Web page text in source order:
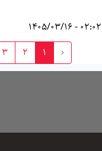
02:02 - 1405/03/16
‹
1
2
3